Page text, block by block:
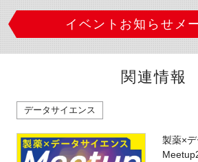
イベントお知らせメ
関連情報
データサイエンス
製薬×